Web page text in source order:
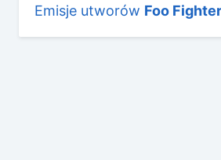
Emisje utworów Foo